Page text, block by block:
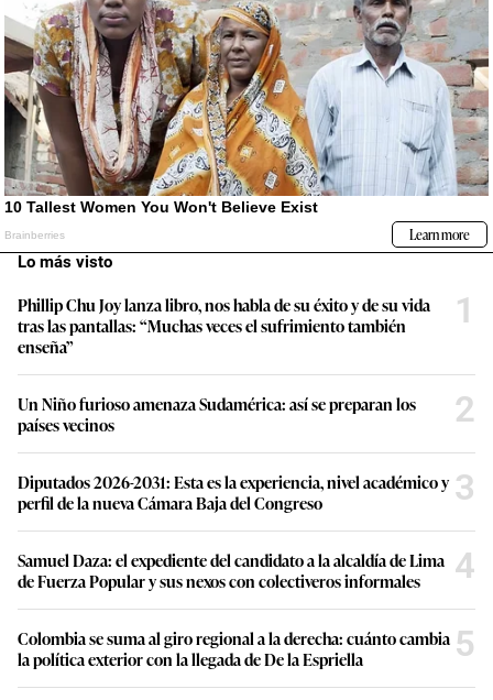
Lo más visto
Phillip Chu Joy lanza libro, nos habla de su éxito y de su vida
tras las pantallas: “Muchas veces el sufrimiento también
enseña”
1
Un Niño furioso amenaza Sudamérica: así se preparan los
países vecinos
2
Diputados 2026-2031: Esta es la experiencia, nivel académico y
perfil de la nueva Cámara Baja del Congreso
3
Samuel Daza: el expediente del candidato a la alcaldía de Lima
de Fuerza Popular y sus nexos con colectiveros informales
4
Colombia se suma al giro regional a la derecha: cuánto cambia
la política exterior con la llegada de De la Espriella
5